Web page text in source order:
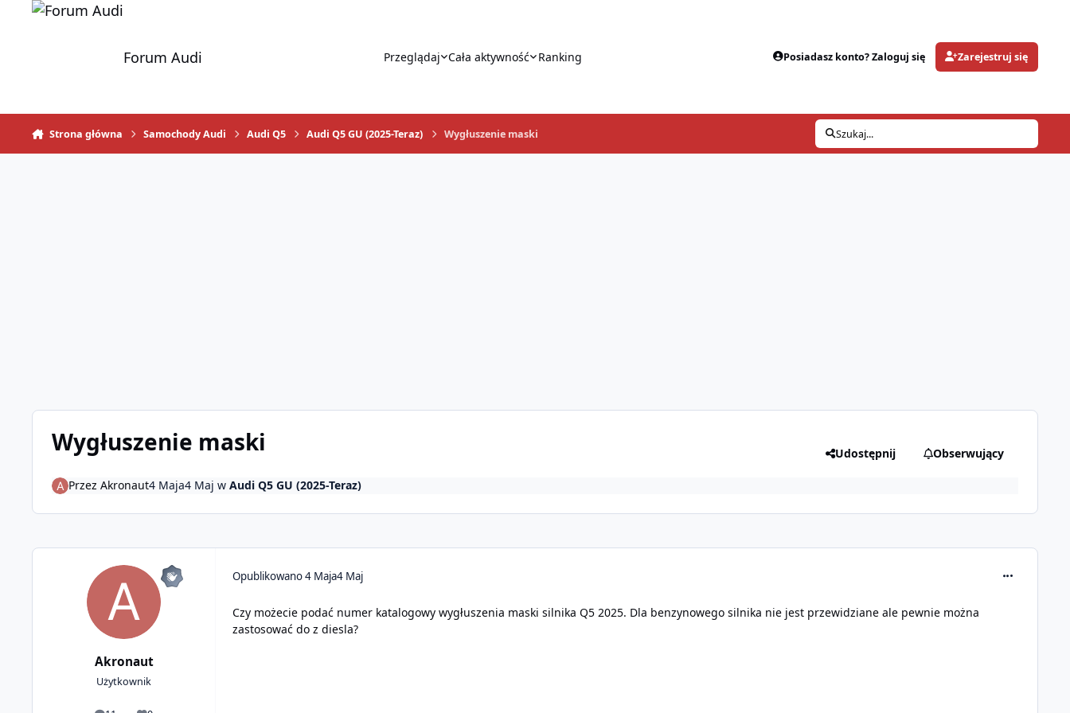
Skocz do zawartości
Forum Audi Przeglądaj Cała aktywność Ranking Posiadasz konto? Zaloguj się Zarejestruj się
Strona główna Samochody Audi Audi Q5 Audi Q5 GU (2025-Teraz) Wygłuszenie maski Szukaj...
Wygłuszenie maski Udostępnij Obserwujący
Przez Akronaut4 Maja4 Maj w Audi Q5 GU (2025-Teraz)
Akronaut
Użytkownik
Opublikowano4 Maja4 Maj
Czy możecie podać numer katalogowy wygłuszenia maski silnika Q5 2025. Dla benzynowego silnika nie jest przewidziane ale pewnie można
zastosować do z diesla?